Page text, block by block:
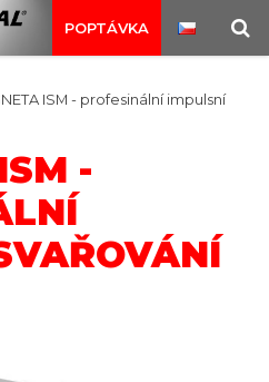
POPTÁVKA
ISM - profesinální impulsní
-